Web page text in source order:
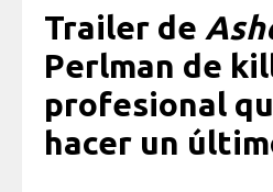
Trailer de
Perlman de
profesional
hacer un